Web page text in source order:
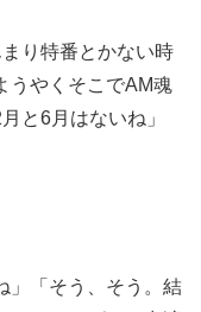
り特番とかない時
うやくそこでAM魂
と6月はないね」
」「そう、そう。結